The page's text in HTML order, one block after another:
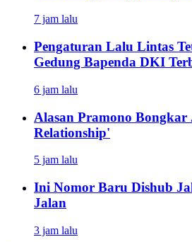
7 jam lalu
Pengaturan Lalu Lintas
Gedung Bapenda DKI
6 jam lalu
Alasan Pramono Bongkar
Relationship'
5 jam lalu
Ini Nomor Baru Dishub
Jalan
3 jam lalu